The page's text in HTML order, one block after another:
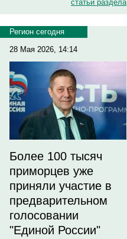
статьи раздела
Регион сегодня
28 Мая 2026, 14:14
Более 100 тысяч
приморцев уже
приняли участие в
предварительном
голосовании
"Единой России"